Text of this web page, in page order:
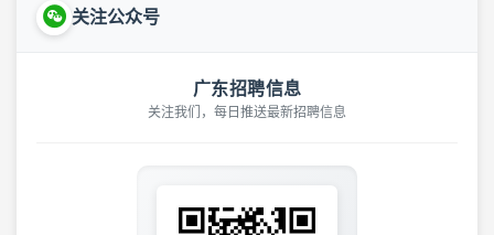
关注公众号
广东招聘信息
关注我们，每日推送最新招聘信息